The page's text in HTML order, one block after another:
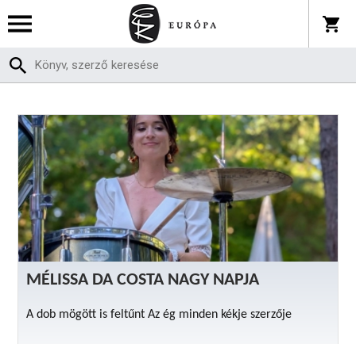
MÉLISSA DA COSTA NAGY NAPJA
A dob mögött is feltűnt Az ég minden kékje szerzője